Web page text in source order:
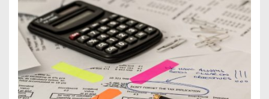
diesen
Regeln!